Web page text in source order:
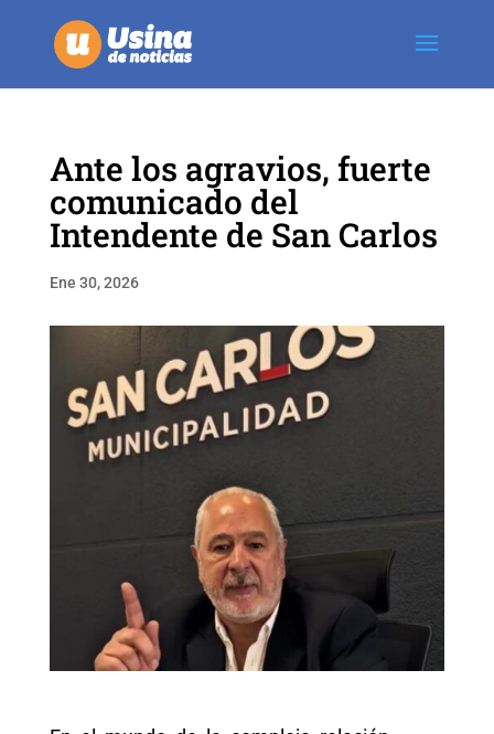
Ante los agravios, fuerte
comunicado del
Intendente de San Carlos
Ene 30, 2026